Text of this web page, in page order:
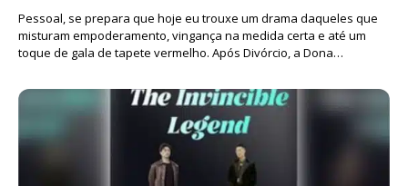
Pessoal, se prepara que hoje eu trouxe um drama daqueles que
misturam empoderamento, vingança na medida certa e até um
toque de gala de tapete vermelho. Após Divórcio, a Dona…